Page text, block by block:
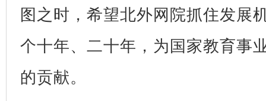
图之时，希望北外网院抓住发展
个十年、二十年，为国家教育事
的贡献。